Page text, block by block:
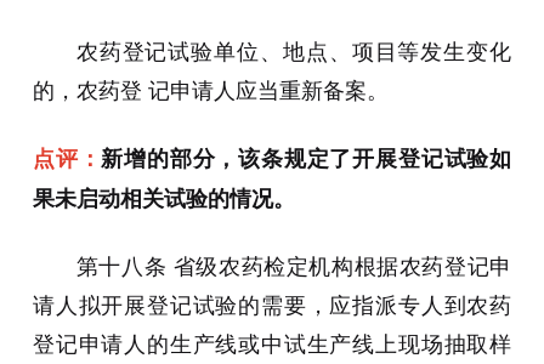
农药登记试验单位、地点、项目等发生变化
的，农药登 记申请人应当重新备案。
点评：新增的部分，该条规定了开展登记试验如
果未启动相关试验的情况。
第十八条 省级农药检定机构根据农药登记申
请人拟开展登记试验的需要，应指派专人到农药
登记申请人的生产线或中试生产线上现场抽取样